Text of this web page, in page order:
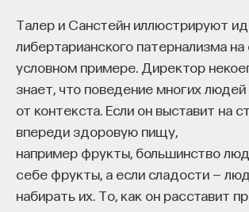
Талер и Санстейн иллюстрируют
либертарианского патернализма
условном примере. Директор
знает, что поведение многих людей
от контекста. Если он выставит на
впереди здоровую пищу,
например фрукты, большинство
себе фрукты, а если сладости —
набирать их. То, как он расставит